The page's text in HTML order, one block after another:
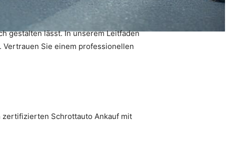
gestalten lässt. In unserem Leitfaden
Sie einem professionellen
Schrottauto Ankauf mit